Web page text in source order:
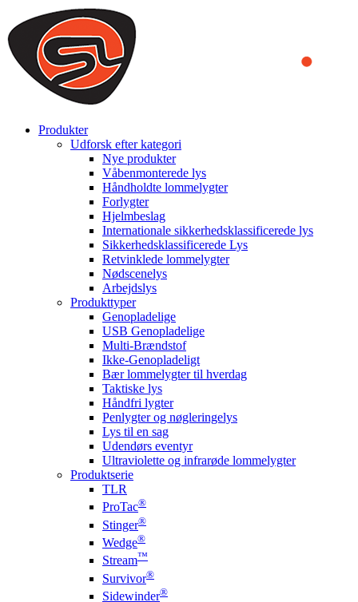
We use cookies to ensure that we provide you the best experience
on our website. By continuing to browse this website, you accept
that cookies are used to help us analyze how the website is used and
to offer you a better experience. To learn more or to find out how
you can disable cookies, you can access our
Produkter
Udforsk efter kategori
Nye produkter
Våbenmonterede lys
Håndholdte lommelygter
Forlygter
Hjelmbeslag
Internationale sikkerhedsklassificerede lys
Sikkerhedsklassificerede Lys
Retvinklede lommelygter
Nødscenelys
Arbejdslys
Produkttyper
Genopladelige
USB Genopladelige
Multi-Brændstof
Ikke-Genopladeligt
Bær lommelygter til hverdag
Taktiske lys
Håndfri lygter
Penlygter og nøgleringelys
Lys til en sag
Udendørs eventyr
Ultraviolette og infrarøde lommelygter
Produktserie
TLR
ProTac®
Stinger®
Wedge®
Stream™
Survivor®
Sidewinder®